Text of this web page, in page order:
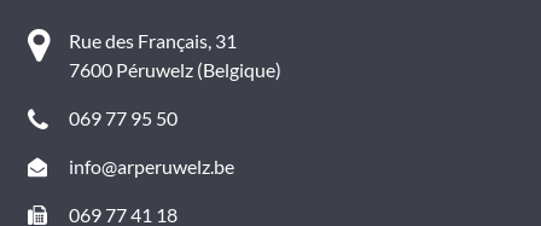
Rue des Français, 31
7600 Péruwelz (Belgique)
069 77 95 50
info@arperuwelz.be
069 77 41 18